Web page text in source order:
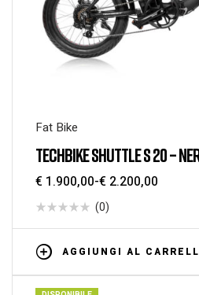
Fat Bike
TECHBIKE SHUTTLE S 20 –
€ 1.900,00-€ 2.200,00
(0)
AGGIUNGI AL